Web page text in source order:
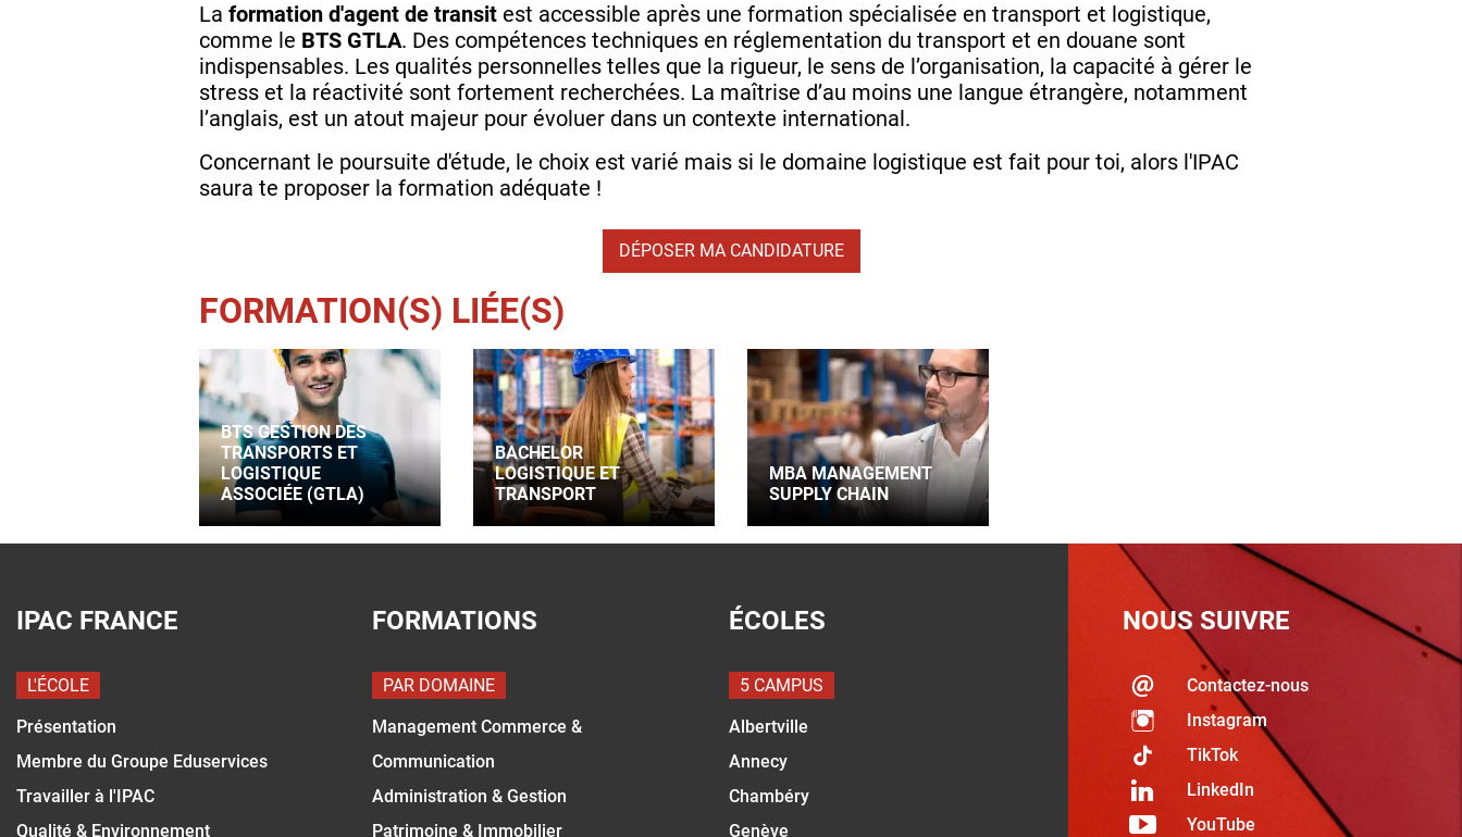
La formation d'agent de transit est accessible après une formation spécialisée en transport et logistique,
comme le BTS GTLA. Des compétences techniques en réglementation du transport et en douane sont
indispensables. Les qualités personnelles telles que la rigueur, le sens de l’organisation, la capacité à gérer le
stress et la réactivité sont fortement recherchées. La maîtrise d’au moins une langue étrangère, notamment
l’anglais, est un atout majeur pour évoluer dans un contexte international.
Concernant le poursuite d'étude, le choix est varié mais si le domaine logistique est fait pour toi, alors l'IPAC
saura te proposer la formation adéquate !
DÉPOSER MA CANDIDATURE
FORMATION(S) LIÉE(S)
BTS GESTION DES
TRANSPORTS ET
LOGISTIQUE
ASSOCIÉE (GTLA)
BACHELOR
LOGISTIQUE ET
TRANSPORT
MBA MANAGEMENT
SUPPLY CHAIN
IPAC FRANCE
L'ÉCOLE
Présentation
Membre du Groupe Eduservices
Travailler à l'IPAC
Qualité & Environnement
FORMATIONS
PAR DOMAINE
Management Commerce &
Communication
Administration & Gestion
Patrimoine & Immobilier
ÉCOLES
5 CAMPUS
Albertville
Annecy
Chambéry
Genève
NOUS SUIVRE
Contactez-nous
Instagram
TikTok
LinkedIn
YouTube